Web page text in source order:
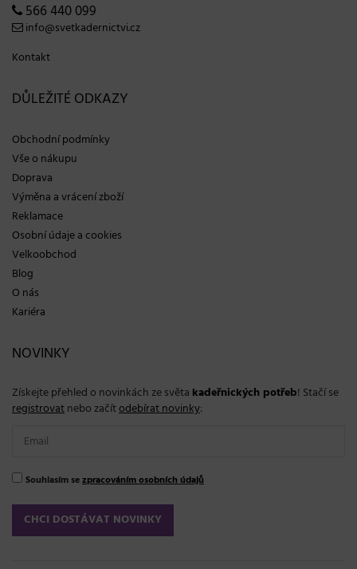
566 440 099
info@svetkadernictvi.cz
Kontakt
DŮLEŽITÉ ODKAZY
Obchodní podmínky
Vše o nákupu
Doprava
Výměna a vrácení zboží
Reklamace
Osobní údaje a cookies
Velkoobchod
Blog
O nás
Kariéra
NOVINKY
Získejte přehled o novinkách ze světa kadeřnických potřeb! Stačí se
registrovatnebo začítodebírat novinky:
Souhlasím sezpracováním osobních údajů